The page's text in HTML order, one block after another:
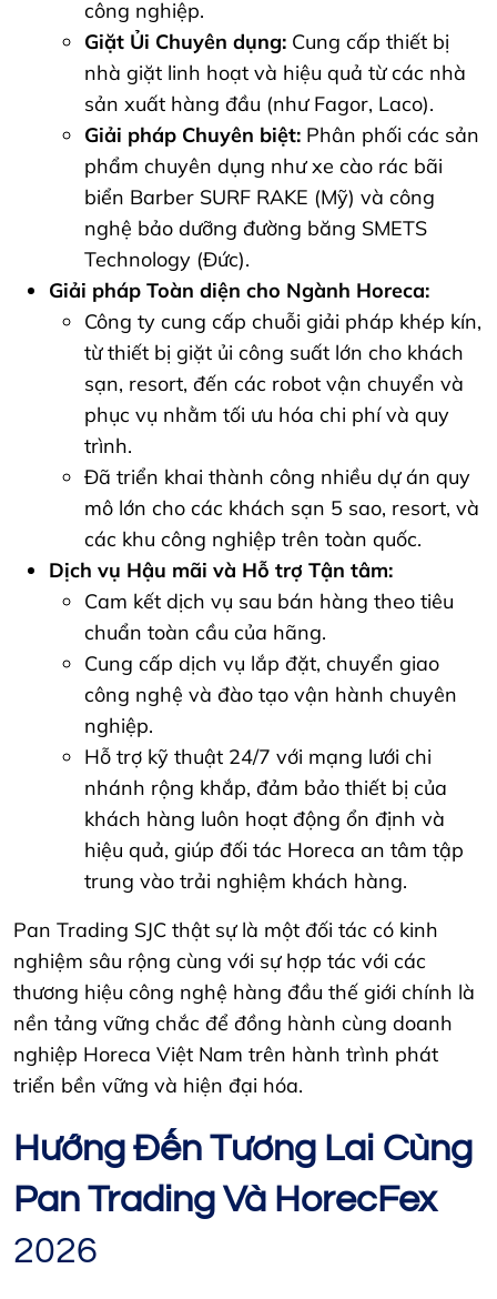
công nghiệp.
Giặt Ủi Chuyên dụng: Cung cấp thiết bị
nhà giặt linh hoạt và hiệu quả từ các nhà
sản xuất hàng đầu (như Fagor, Laco).
Giải pháp Chuyên biệt: Phân phối các sản
phẩm chuyên dụng như xe cào rác bãi
biển Barber SURF RAKE (Mỹ) và công
nghệ bảo dưỡng đường băng SMETS
Technology (Đức).
Giải pháp Toàn diện cho Ngành Horeca:
Công ty cung cấp chuỗi giải pháp khép kín,
từ thiết bị giặt ủi công suất lớn cho khách
sạn, resort, đến các robot vận chuyển và
phục vụ nhằm tối ưu hóa chi phí và quy
trình.
Đã triển khai thành công nhiều dự án quy
mô lớn cho các khách sạn 5 sao, resort, và
các khu công nghiệp trên toàn quốc.
Dịch vụ Hậu mãi và Hỗ trợ Tận tâm:
Cam kết dịch vụ sau bán hàng theo tiêu
chuẩn toàn cầu của hãng.
Cung cấp dịch vụ lắp đặt, chuyển giao
công nghệ và đào tạo vận hành chuyên
nghiệp.
Hỗ trợ kỹ thuật 24/7 với mạng lưới chi
nhánh rộng khắp, đảm bảo thiết bị của
khách hàng luôn hoạt động ổn định và
hiệu quả, giúp đối tác Horeca an tâm tập
trung vào trải nghiệm khách hàng.
Pan Trading SJC thật sự là một đối tác có kinh
nghiệm sâu rộng cùng với sự hợp tác với các
thương hiệu công nghệ hàng đầu thế giới chính là
nền tảng vững chắc để đồng hành cùng doanh
nghiệp Horeca Việt Nam trên hành trình phát
triển bền vững và hiện đại hóa.
Hướng Đến Tương Lai Cùng
Pan Trading Và HorecFex
2026